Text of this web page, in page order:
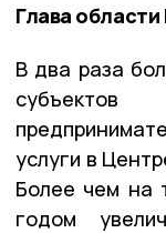
Глава
В два раза
услуги в
Более чем на
годом